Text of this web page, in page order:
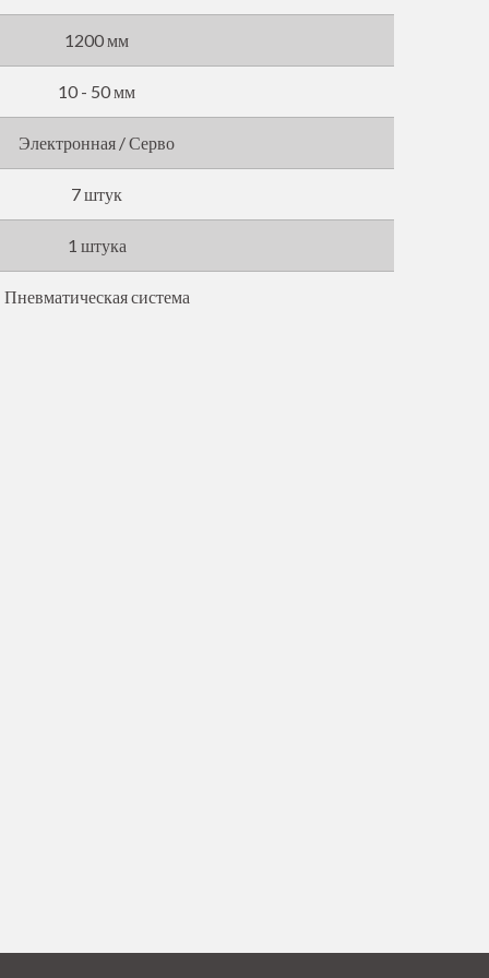
1200 мм
10 - 50 мм
Электронная / Серво
7 штук
1 штука
Пневматическая система